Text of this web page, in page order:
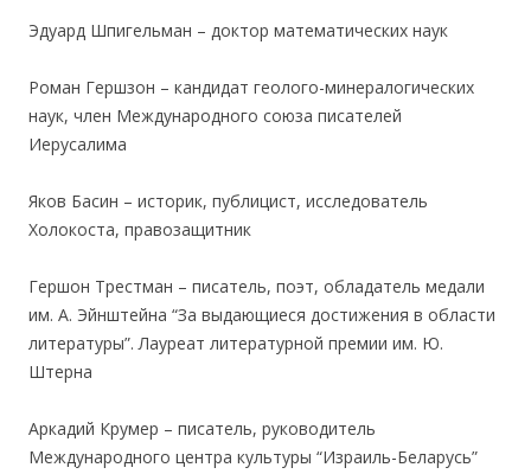
Эдуард Шпигельман – доктор математических наук
Роман Гершзон – кандидат геолого-минералогических
наук, член Международного союза писателей
Иерусалима
Яков Басин – историк, публицист, исследователь
Холокоста, правозащитник
Гершон Трестман – писатель, поэт, обладатель медали
им. А. Эйнштейна “За выдающиеся достижения в области
литературы”. Лауреат литературной премии им. Ю.
Штерна
Аркадий Крумер – писатель, руководитель
Международного центра культуры “Израиль-Беларусь”